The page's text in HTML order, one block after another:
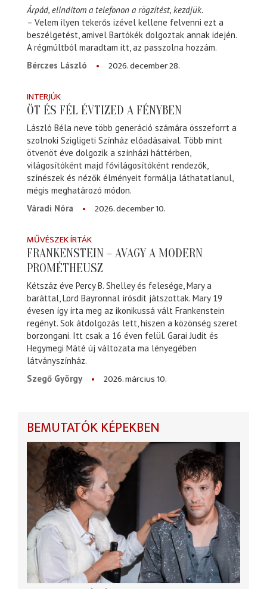
Árpád, elindítom a telefonon a rögzítést, kezdjük.
– Velem ilyen tekerős izével kellene felvenni ezt a
beszélgetést, amivel Bartókék dolgoztak annak idején.
A régmúltból maradtam itt, az passzolna hozzám.
Bérczes László
2026. december 28.
INTERJÚK
ÖT ÉS FÉL ÉVTIZED A FÉNYBEN
László Béla neve több generáció számára összeforrt a
szolnoki Szigligeti Színház előadásaival. Több mint
ötvenöt éve dolgozik a színházi háttérben,
világosítóként majd fővilágosítóként rendezők,
színészek és nézők élményeit formálja láthatatlanul,
mégis meghatározó módon.
Váradi Nóra
2026. december 10.
MŰVÉSZEK ÍRTÁK
FRANKENSTEIN – AVAGY A MODERN
PROMÉTHEUSZ
Kétszáz éve Percy B. Shelley és felesége, Mary a
baráttal, Lord Bayronnal írósdit játszottak. Mary 19
évesen így írta meg az ikonikussá vált Frankenstein
regényt. Sok átdolgozás lett, hiszen a közönség szeret
borzongani. Itt csak a 16 éven felül. Garai Judit és
Hegymegi Máté új változata ma lényegében
látványszínház.
Szegő György
2026. március 10.
BEMUTATÓK KÉPEKBEN